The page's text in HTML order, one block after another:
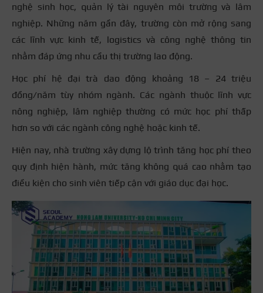
nghệ sinh học, quản lý tài nguyên môi trường và lâm
nghiệp. Những năm gần đây, trường còn mở rộng sang
các lĩnh vực kinh tế, logistics và công nghệ thông tin
nhằm đáp ứng nhu cầu thị trường lao động.
Học phí hệ đại trà dao động khoảng 18 – 24 triệu
đồng/năm tùy nhóm ngành. Các ngành thuộc lĩnh vực
nông nghiệp, lâm nghiệp thường có mức học phí thấp
hơn so với các ngành công nghệ hoặc kinh tế.
Hiện nay, nhà trường xây dựng lộ trình tăng học phí theo
quy định hiện hành, mức tăng không quá cao nhằm tạo
điều kiện cho sinh viên tiếp cận với giáo dục đại học.